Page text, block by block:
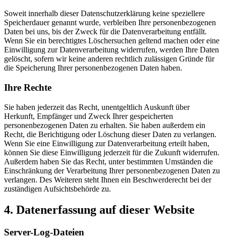
Soweit innerhalb dieser Datenschutzerklärung keine speziellere
Speicherdauer genannt wurde, verbleiben Ihre personenbezogenen
Daten bei uns, bis der Zweck für die Datenverarbeitung entfällt.
Wenn Sie ein berechtigtes Löschersuchen geltend machen oder eine
Einwilligung zur Datenverarbeitung widerrufen, werden Ihre Daten
gelöscht, sofern wir keine anderen rechtlich zulässigen Gründe für
die Speicherung Ihrer personenbezogenen Daten haben.
Ihre Rechte
Sie haben jederzeit das Recht, unentgeltlich Auskunft über
Herkunft, Empfänger und Zweck Ihrer gespeicherten
personenbezogenen Daten zu erhalten. Sie haben außerdem ein
Recht, die Berichtigung oder Löschung dieser Daten zu verlangen.
Wenn Sie eine Einwilligung zur Datenverarbeitung erteilt haben,
können Sie diese Einwilligung jederzeit für die Zukunft widerrufen.
Außerdem haben Sie das Recht, unter bestimmten Umständen die
Einschränkung der Verarbeitung Ihrer personenbezogenen Daten zu
verlangen. Des Weiteren steht Ihnen ein Beschwerderecht bei der
zuständigen Aufsichtsbehörde zu.
4. Datenerfassung auf dieser Website
Server-Log-Dateien